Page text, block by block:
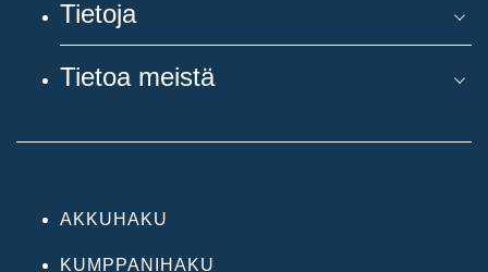
Tietoja
Tietoa meistä
AKKUHAKU
KUMPPANIHAKU